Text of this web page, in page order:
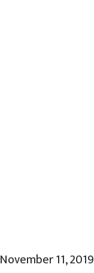
November 11, 2019